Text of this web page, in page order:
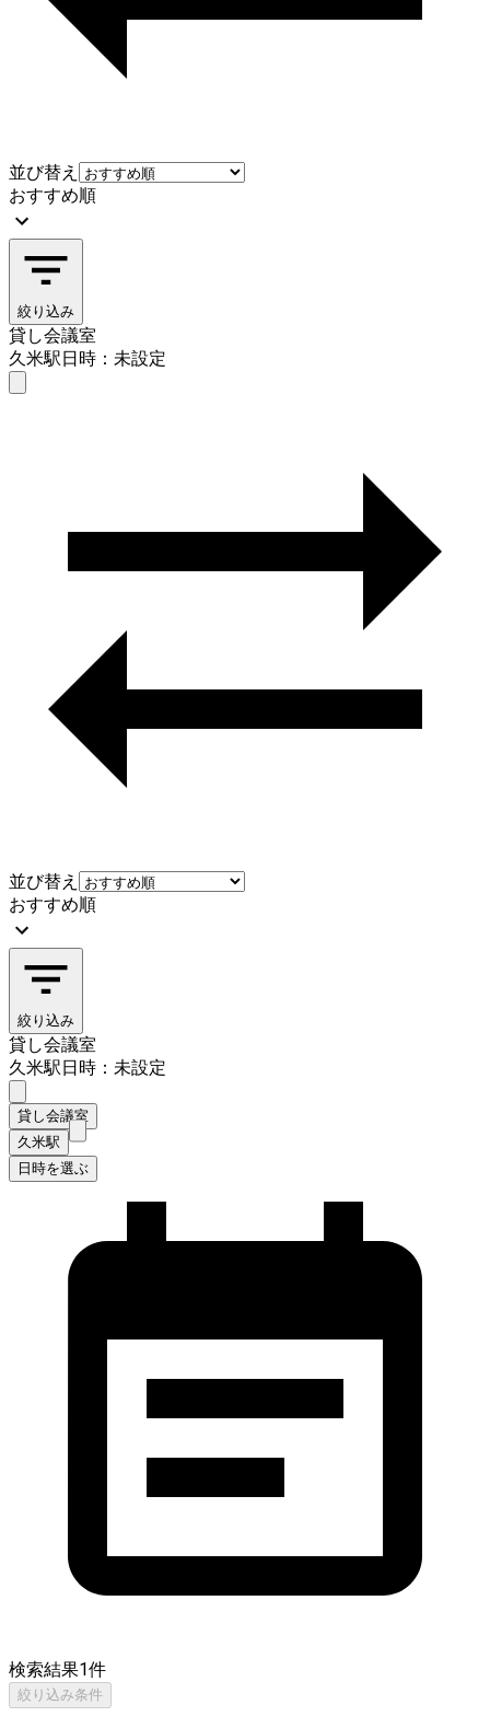
並び替え
おすすめ順
絞り込み
貸し会議室
久米駅日時：未設定
並び替え
おすすめ順
絞り込み
貸し会議室
久米駅日時：未設定
貸し会議室
久米駅
日時を選ぶ
検索結果1件
絞り込み条件